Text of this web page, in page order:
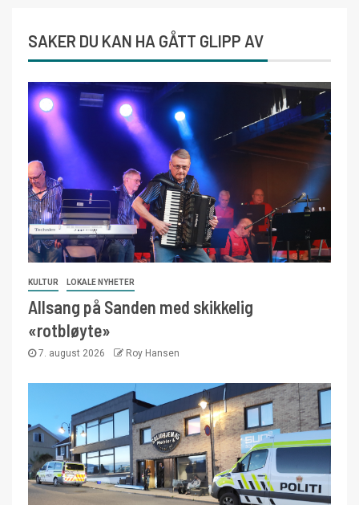
SAKER DU KAN HA GÅTT GLIPP AV
KULTUR LOKALE NYHETER
Allsang på Sanden med skikkelig
«rotbløyte»
7. august 2026 Roy Hansen